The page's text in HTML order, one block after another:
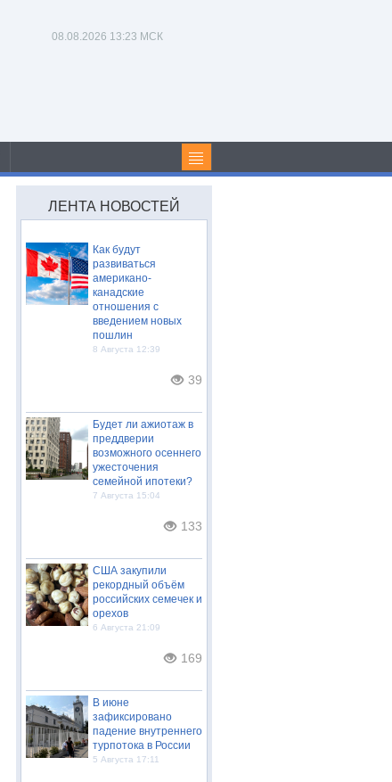
08.08.2026 13:23 МСК
ЛЕНТА НОВОСТЕЙ
Как будут
развиваться
американо-
канадские
отношения с
введением новых
пошлин
8 Августа 12:39
39
Будет ли ажиотаж в
преддверии
возможного осеннего
ужесточения
семейной ипотеки?
7 Августа 15:04
133
США закупили
рекордный объём
российских семечек и
орехов
6 Августа 21:09
169
В июне
зафиксировано
падение внутреннего
турпотока в России
5 Августа 17:11